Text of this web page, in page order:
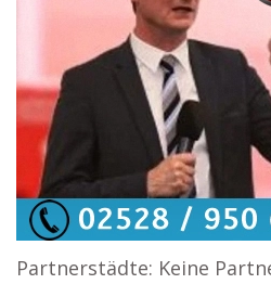
Partnerstädte: Keine